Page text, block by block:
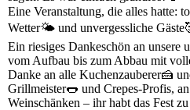
Eine Veranstaltung, die alles hatte:
Wetter🌤️ und unvergessliche
Ein riesiges Dankeschön an unsere
vom Aufbau bis zum Abbau mit
Danke an alle Kuchenzauberer🍰
Grillmeister🌭 und Crepes-Profis,
Weinschänken – ihr habt das Fest